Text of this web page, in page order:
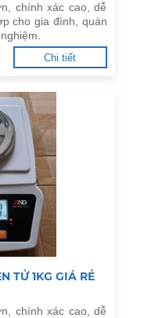
chính xác cao, dễ
cho gia đình, quán
Chi tiết
TỬ 1KG GIÁ RẺ
chính xác cao, dễ